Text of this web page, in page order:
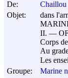
De:
Chaillou
Objet:
dans
II. ―
Corps
Au
Les
Groupe:
Marine